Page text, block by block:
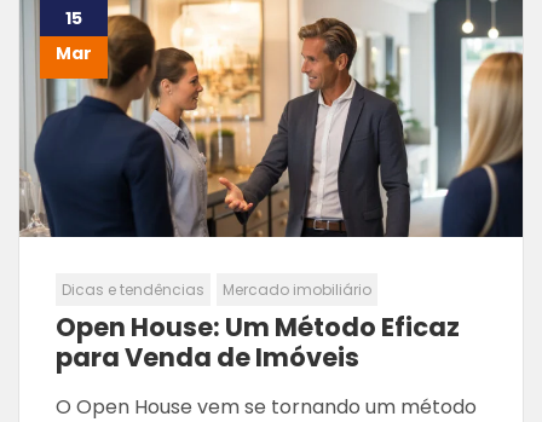
15
Mar
Dicas e tendências Mercado imobiliário
Open House: Um Método Eficaz
para Venda de Imóveis
O Open House vem se tornando um método